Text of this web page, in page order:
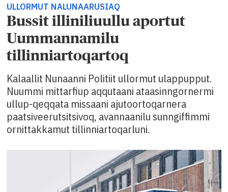
ULLORMUT NALUNAARUSIAQ
Bussit illiniliuullu aportut
Uummannamilu
tillinniartoqartoq
Kalaallit Nunaanni Politiit ullormut ulappupput.
Nuummi mittarfiup aqqutaani ataasinngornermi
ullup-qeqqata missaani ajutoortoqarnera
paatsiveerutsitsivoq, avannaanilu sunngiffimmi
ornittakkamut tillinniartoqarluni.